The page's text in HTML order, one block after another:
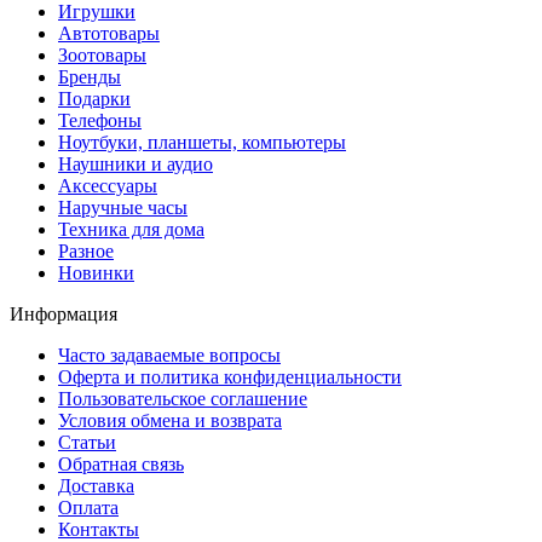
Игрушки
Автотовары
Зоотовары
Бренды
Подарки
Телефоны
Ноутбуки, планшеты, компьютеры
Наушники и аудио
Аксессуары
Наручные часы
Техника для дома
Разное
Новинки
Информация
Часто задаваемые вопросы
Оферта и политика конфиденциальности
Пользовательское соглашение
Условия обмена и возврата
Статьи
Обратная связь
Доставка
Оплата
Контакты